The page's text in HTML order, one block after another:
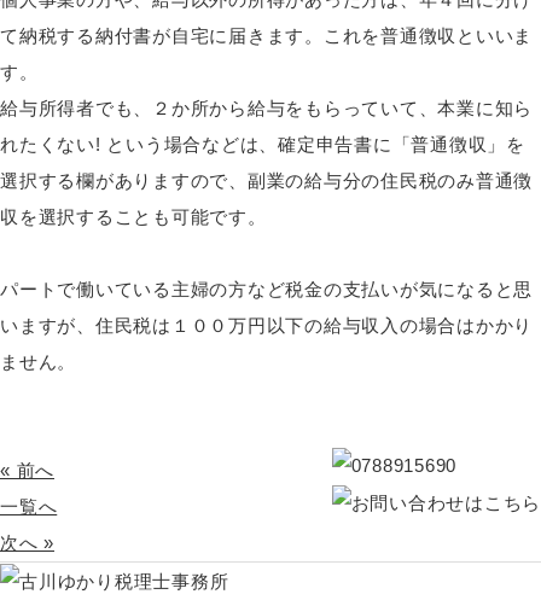
て納税する納付書が自宅に届きます。これを普通徴収といいま
す。
給与所得者でも、２か所から給与をもらっていて、本業に知ら
れたくない! という場合などは、確定申告書に「普通徴収」を
選択する欄がありますので、副業の給与分の住民税のみ普通徴
収を選択することも可能です。
パートで働いている主婦の方など税金の支払いが気になると思
いますが、住民税は１００万円以下の給与収入の場合はかかり
ません。
« 前へ
一覧へ
次へ »